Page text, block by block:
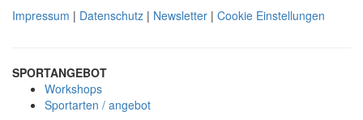
Impressum | Datenschutz | Newsletter | Cookie Einstellungen
SPORTANGEBOT
Workshops
Sportarten / angebot